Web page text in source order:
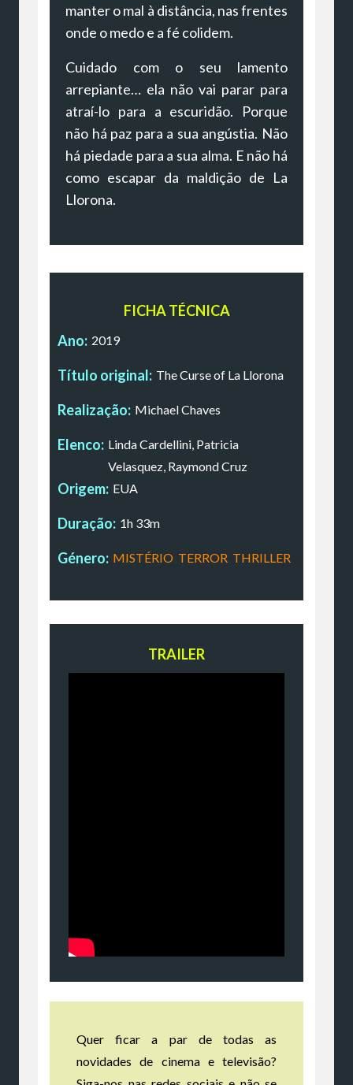
manter o mal à distância, nas frentes
onde o medo e a fé colidem.
Cuidado com o seu lamento
arrepiante… ela não vai parar para
atraí-lo para a escuridão. Porque
não há paz para a sua angústia. Não
há piedade para a sua alma. E não há
como escapar da maldição de La
Llorona.
FICHA TÉCNICA
Ano: 2019
Título original: The Curse of La Llorona
Realização: Michael Chaves
Elenco: Linda Cardellini, Patricia
Velasquez, Raymond Cruz
Origem: EUA
Duração: 1h 33m
Género: MISTÉRIO, TERROR THRILLER
TRAILER
Quer ficar a par de todas as
novidades de cinema e televisão?